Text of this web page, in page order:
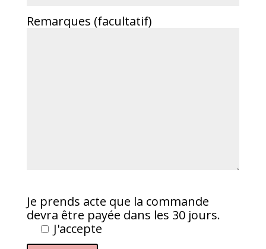
Remarques (facultatif)
Je prends acte que la commande
devra être payée dans les 30 jours.
J'accepte